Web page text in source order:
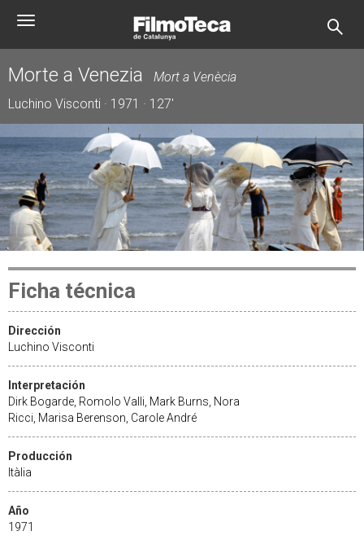
Toggle
Morte a Venezia
Mort a Venècia
Luchino Visconti · 1971 · 127'
Ficha técnica
Dirección
Luchino Visconti
Interpretación
Dirk Bogarde, Romolo Valli, Mark Burns, Nora
Ricci, Marisa Berenson, Carole André
Producción
Itàlia
Año
1971